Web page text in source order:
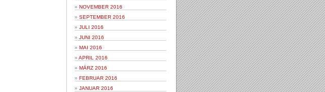
NOVEMBER 2016
SEPTEMBER 2016
JULI 2016
JUNI 2016
MAI 2016
APRIL 2016
MÄRZ 2016
FEBRUAR 2016
JANUAR 2016